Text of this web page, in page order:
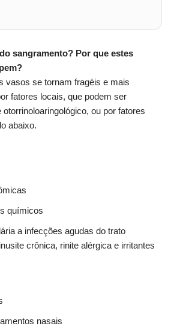
sangramento? Por que estes
vasos se tornam fragéis e mais
fatores locais, que podem ser
ou por fatores
abaixo.
químicos
a infecções agudas do trato
crônica, rinite alérgica e irritantes
nasais